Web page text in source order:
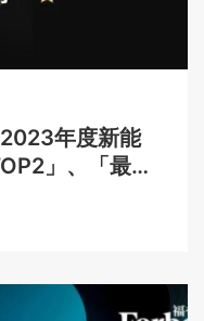
年度新能
」、「最佳